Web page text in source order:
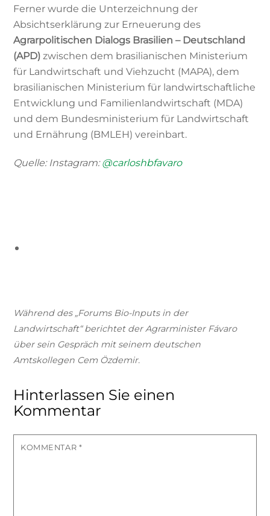
Ferner wurde die Unterzeichnung der
Absichtserklärung zur Erneuerung des
Agrarpolitischen Dialogs Brasilien – Deutschland
(APD) zwischen dem brasilianischen Ministerium
für Landwirtschaft und Viehzucht (MAPA), dem
brasilianischen Ministerium für landwirtschaftliche
Entwicklung und Familienlandwirtschaft (MDA)
und dem Bundesministerium für Landwirtschaft
und Ernährung (BMLEH) vereinbart.
Quelle: Instagram:@carloshbfavaro
Während des „Forums Bio-Inputs in der
Landwirtschaft“ berichtet der Agrarminister Fávaro
über sein Gespräch mit seinem deutschen
Amtskollegen Cem Özdemir.
Hinterlassen Sie einen
Kommentar
KOMMENTAR *